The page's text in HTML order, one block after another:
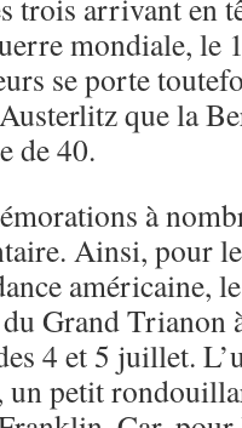
trois arrivant en
mondiale, le
se porte
que la
de 40.
à
Ainsi, pour
américaine,
Grand Trianon
4 et 5 juillet.
un petit